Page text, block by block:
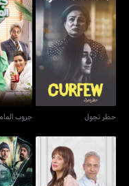
حظر تجول
حظر تجول جروب